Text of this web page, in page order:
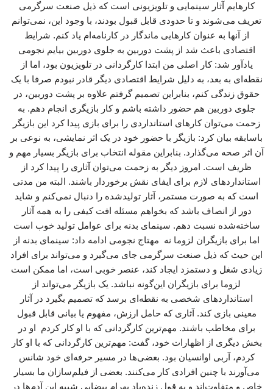
کارهایم آثار سینمایی و تلویزیونی است که ذیل صنعت سرگرمی
تعریف می‌شوند و تا حدودی قابل قبول بودند، با وجود این، نمی‌توانم
از آنها به عنوان کارهایی ماندگار در کارنامه‌ام یاد کنم. شرایط
اقتصادی باعث شد از پشت دوربین به جلوی دوربین بیایم نجومی
یادآور شد: کار اصلی‌ من ابتدا کارگردانی در تلویزیون بود، اما از
نقطه‌ای به بعد، به دلیل شرایط اقتصادی دیگر قادر نبودم صرفا با یک
حقوق زندگی کنم، بنابراین تصمیم گرفتم علاوه بر پشت دوربین، در
جلوی دوربین هم حضور داشته باشم و کار بازیگری انجام دهم. به
زحمت می‌توان کارهای استانداردی را برای بازی پیدا کرد این بازیگر
باسابقه بیان کرد: بازیگر با حضور خود در یک اثر نمایشی، به نوعی بر
آن اثر صحه می‌گذارد. بنابراین مقوله انتخاب برای بازیگر بسیار مهم و
ظریف است. امروز دیگر به زحمت می‌توان آثاری را پیدا کرد از
استانداردهای لازم برای ایفای نقش برخوردار باشند. البته من مدتی
است که به صورت مستمر، آثار تولیدشده را دنبال نمی‌کنم و شاید
دور از انصاف باشد که بخواهم مسئله افت کیفی را به همه آثار
ساخته‌شده نسبت دهم. سینمای بدنه برای عوامل تولید خوب است
اما برای بازیگران لزوما نه مهتاج نجومی ادامه داد: سینمای بدنه از
این حیث که ذیل صنعت سرگرمی جای می‌گیرد و می‌تواند برای افراد
زیادی شغل و دستمزد ایجاد کند، عنصر خوبی است، اما ممکن است
لزوما برای بازیگران این‌گونه نباشد. یک بازیگر می‌تواند از
استانداردهای شخصی به نقطه‌ای برسد که تصمیم بگیرد در آثار
معینی بازی کند. آثاری که حامل ارزش، مفهوم یا بیانی قابل قبول
برای مخاطب باشند. مهم‌ترین کارگردانی که با او کار کردم او در
بخش دیگری از اظهارات خود، گفت: مهم‌ترین کارگردانی که با او کار
کردم، آربی اوانسیان بود. بعضی‌ها در مسیر حرفه‌ای خود شانس‌
می‌آورند با چنین افرادی کار می‌کنند. بعضی از فیلم‌سازان ما بسیار
خاص و متفاوت‌اند و به قول زنده‌یاد بهرام بیضایی شبیه این آدم‌ها در